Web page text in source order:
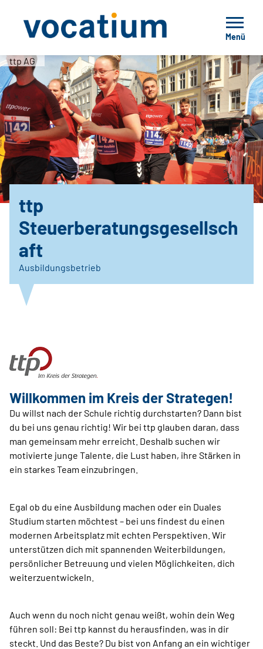
Menü
ttp AG
ttp
Steuerberatungsgesellsch
aft
Ausbildungsbetrieb
Willkommen im Kreis der Strategen!
Du willst nach der Schule richtig durchstarten? Dann bist
du bei uns genau richtig! Wir bei ttp glauben daran, dass
man gemeinsam mehr erreicht. Deshalb suchen wir
motivierte junge Talente, die Lust haben, ihre Stärken in
ein starkes Team einzubringen.
Egal ob du eine Ausbildung machen oder ein Duales
Studium starten möchtest – bei uns findest du einen
modernen Arbeitsplatz mit echten Perspektiven. Wir
unterstützen dich mit spannenden Weiterbildungen,
persönlicher Betreuung und vielen Möglichkeiten, dich
weiterzuentwickeln.
Auch wenn du noch nicht genau weißt, wohin dein Weg
führen soll: Bei ttp kannst du herausfinden, was in dir
steckt. Und das Beste? Du bist von Anfang an ein wichtiger